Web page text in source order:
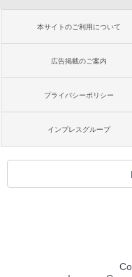
本サイトのご利用について
広告掲載のご案内
プライバシーポリシー
インプレスグループ